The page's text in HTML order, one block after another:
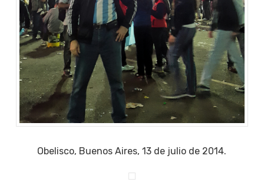
Obelisco, Buenos Aires, 13 de julio de 2014.